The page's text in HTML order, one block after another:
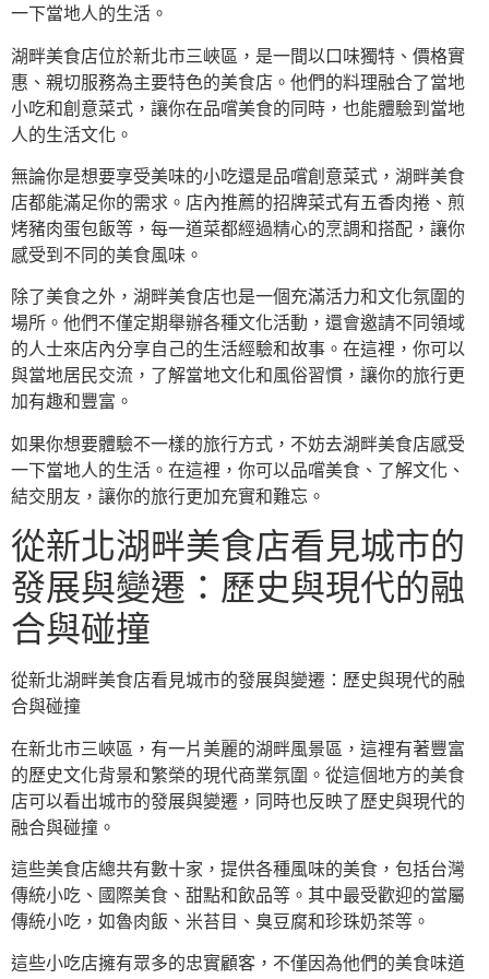
一下當地人的生活。
湖畔美食店位於新北市三峽區，是一間以口味獨特、價格實
惠、親切服務為主要特色的美食店。他們的料理融合了當地
小吃和創意菜式，讓你在品嚐美食的同時，也能體驗到當地
人的生活文化。
無論你是想要享受美味的小吃還是品嚐創意菜式，湖畔美食
店都能滿足你的需求。店內推薦的招牌菜式有五香肉捲、煎
烤豬肉蛋包飯等，每一道菜都經過精心的烹調和搭配，讓你
感受到不同的美食風味。
除了美食之外，湖畔美食店也是一個充滿活力和文化氛圍的
場所。他們不僅定期舉辦各種文化活動，還會邀請不同領域
的人士來店內分享自己的生活經驗和故事。在這裡，你可以
與當地居民交流，了解當地文化和風俗習慣，讓你的旅行更
加有趣和豐富。
如果你想要體驗不一樣的旅行方式，不妨去湖畔美食店感受
一下當地人的生活。在這裡，你可以品嚐美食、了解文化、
結交朋友，讓你的旅行更加充實和難忘。
從新北湖畔美食店看見城市的
發展與變遷：歷史與現代的融
合與碰撞
從新北湖畔美食店看見城市的發展與變遷：歷史與現代的融
合與碰撞
在新北市三峽區，有一片美麗的湖畔風景區，這裡有著豐富
的歷史文化背景和繁榮的現代商業氛圍。從這個地方的美食
店可以看出城市的發展與變遷，同時也反映了歷史與現代的
融合與碰撞。
這些美食店總共有數十家，提供各種風味的美食，包括台灣
傳統小吃、國際美食、甜點和飲品等。其中最受歡迎的當屬
傳統小吃，如魯肉飯、米苔目、臭豆腐和珍珠奶茶等。
這些小吃店擁有眾多的忠實顧客，不僅因為他們的美食味道